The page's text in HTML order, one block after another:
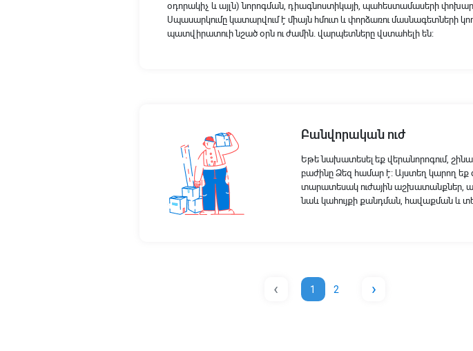
օդորակիչ և այլն) նորոգման, դիագնոստիկայի, պահեստամասերի
Սպասարկումը կատարվում է միայն հմուտ և փորձառու մասնագետների
պատվիրատուի նշած օրն ու ժամին. վարպետները վստահելի են։
Բանվորական ուժ
Եթե նախատեսել եք վերանորոգում,
բաժինը Ձեզ համար է։ Այստեղ կարող
տարատեսակ ուժային աշխատանքներ,
նաև կահույքի քանդման, հավաքման և
‹ 1 2 ›